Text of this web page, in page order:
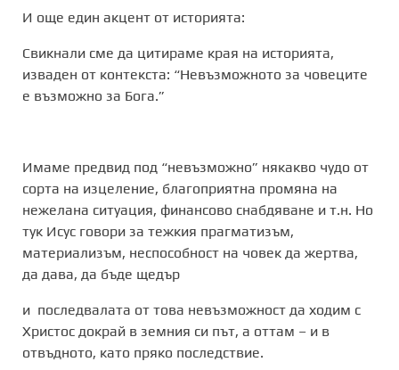
И още един акцент от историята:
Свикнали сме да цитираме края на историята,
изваден от контекста: “Невъзможното за човеците
е възможно за Бога.”
Имаме предвид под “невъзможно” някакво чудо от
сорта на изцеление, благоприятна промяна на
нежелана ситуация, финансово снабдяване и т.н. Но
тук Исус говори за тежкия прагматизъм,
материализъм, неспособност на човек да жертва,
да дава, да бъде щедър
и последвалата от това невъзможност да ходим с
Христос докрай в земния си път, а оттам – и в
отвъдното, като пряко последствие.